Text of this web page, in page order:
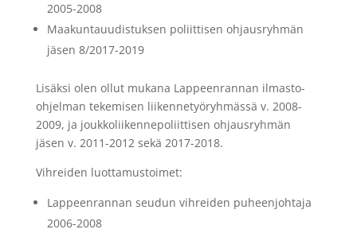
2005-2008
Maakuntauudistuksen poliittisen ohjausryhmän
jäsen 8/2017-2019
Lisäksi olen ollut mukana Lappeenrannan ilmasto-
ohjelman tekemisen liikennetyöryhmässä v. 2008-
2009, ja joukkoliikennepoliittisen ohjausryhmän
jäsen v. 2011-2012 sekä 2017-2018.
Vihreiden luottamustoimet:
Lappeenrannan seudun vihreiden puheenjohtaja
2006-2008